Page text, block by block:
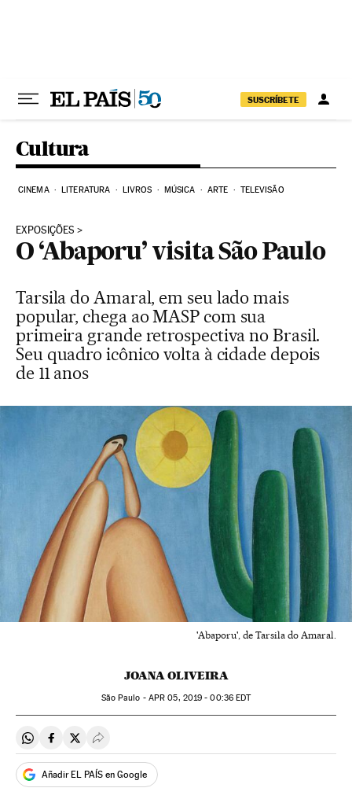
SUSCRÍBETE
Cultura
CINEMA LITERATURA LIVROS MÚSICA ARTE TELEVISÃO
EXPOSIÇÕES
O ‘Abaporu’ visita São Paulo
Tarsila do Amaral, em seu lado mais
popular, chega ao MASP com sua
primeira grande retrospectiva no Brasil.
Seu quadro icônico volta à cidade depois
de 11 anos
'Abaporu', de Tarsila do Amaral.
JOANA OLIVEIRA
São Paulo - APR 05, 2019 - 00:36EDT
Compartir en Whatsapp
Compartir en Facebook
Compartir en Twitter
Desplegar Redes Sociales
Añadir EL PAÍS en Google